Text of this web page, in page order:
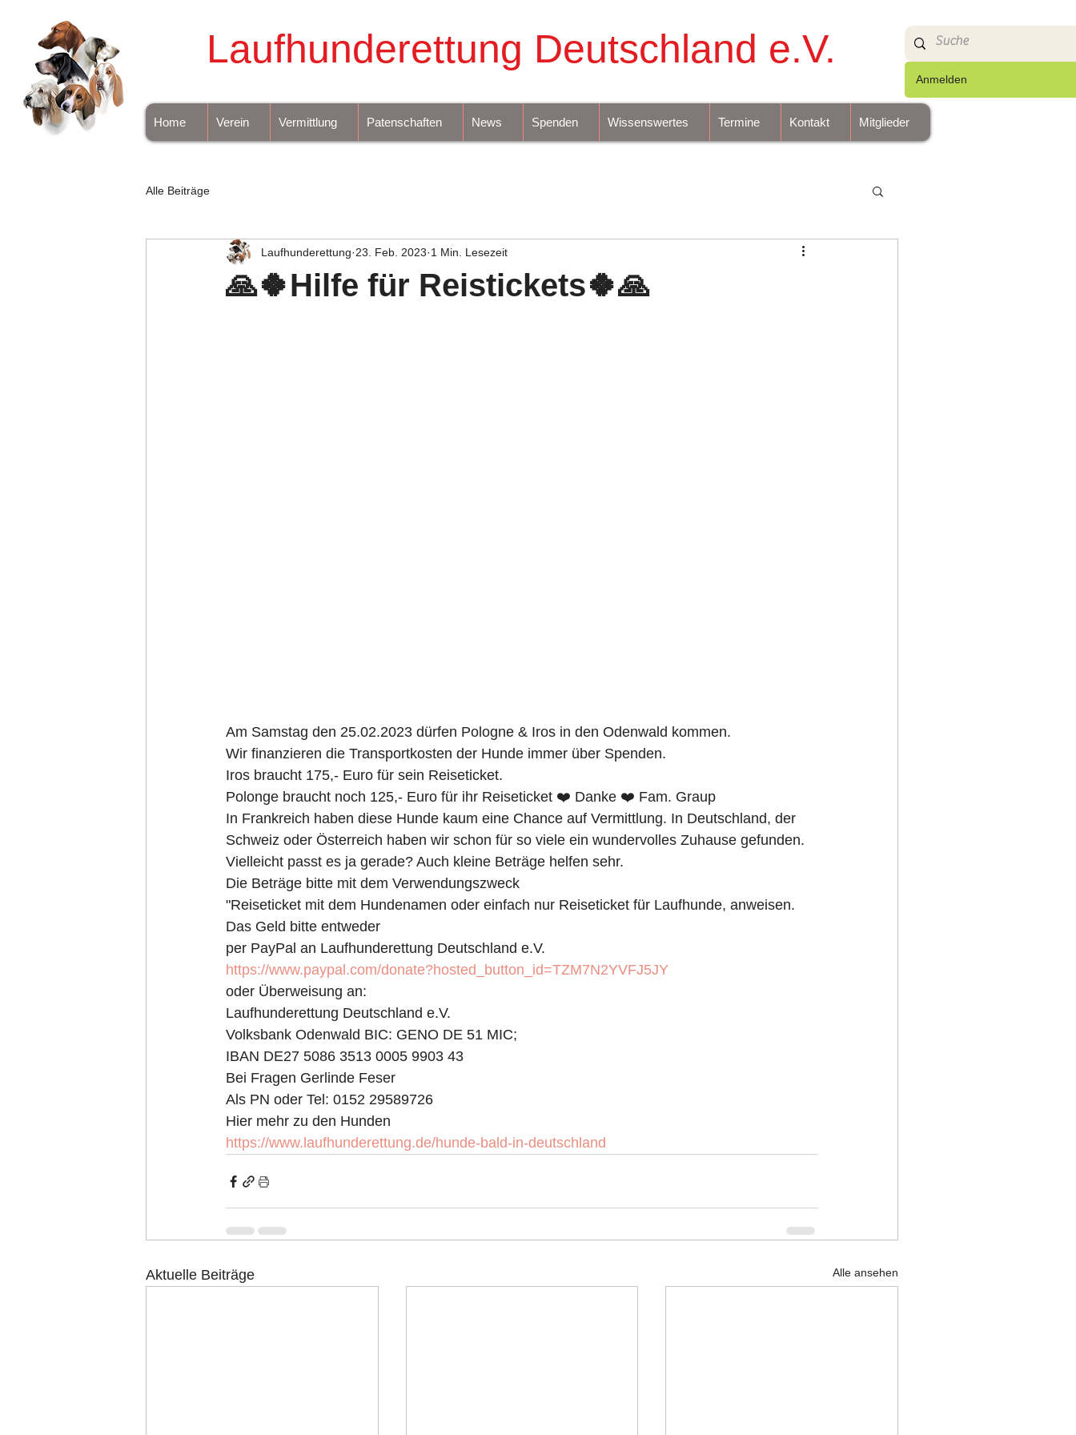
Laufhunderettung Deutschland e.V.
Anmelden
Home Verein Vermittlung Patenschaften News Spenden Wissenswertes Termine Kontakt Mitglieder
Alle Beiträge
🙏🍀Hilfe für Reistickets🍀🙏
Laufhunderettung 23. Feb. 2023 1 Min. Lesezeit
Am Samstag den 25.02.2023 dürfen Pologne & Iros in den Odenwald kommen.
Wir finanzieren die Transportkosten der Hunde immer über Spenden.
Iros braucht 175,- Euro für sein Reiseticket.
Polonge braucht noch 125,- Euro für ihr Reiseticket ❤️ Danke ❤️ Fam. Graup
In Frankreich haben diese Hunde kaum eine Chance auf Vermittlung. In Deutschland, der
Schweiz oder Österreich haben wir schon für so viele ein wundervolles Zuhause gefunden.
Vielleicht passt es ja gerade? Auch kleine Beträge helfen sehr.
Die Beträge bitte mit dem Verwendungszweck
"Reiseticket mit dem Hundenamen oder einfach nur Reiseticket für Laufhunde, anweisen.
Das Geld bitte entweder
per PayPal an Laufhunderettung Deutschland e.V.
https://www.paypal.com/donate?hosted_button_id=TZM7N2YVFJ5JY
oder Überweisung an:
Laufhunderettung Deutschland e.V.
Volksbank Odenwald BIC: GENO DE 51 MIC;
IBAN DE27 5086 3513 0005 9903 43
Bei Fragen Gerlinde Feser
Als PN oder Tel: 0152 29589726
Hier mehr zu den Hunden
https://www.laufhunderettung.de/hunde-bald-in-deutschland
Aktuelle Beiträge Alle ansehen